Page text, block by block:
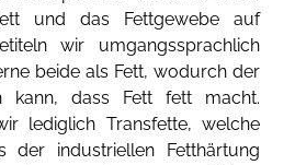
und das Fettgewebe auf
wir umgangssprachlich
beide als Fett, wodurch der
kann, dass Fett fett macht.
lediglich Transfette, welche
der industriellen Fetthärtung